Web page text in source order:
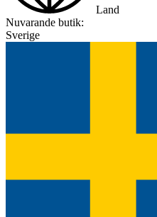
Land
Nuvarande butik:
Sverige